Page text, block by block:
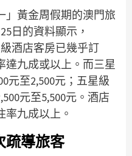
黃金周假期的澳門旅
日的資料顯示，
酒店客房已幾乎訂
達九成或以上。而三星
元至2,500元；五星級
元至5,500元。酒店
九成以上。
疏導旅客